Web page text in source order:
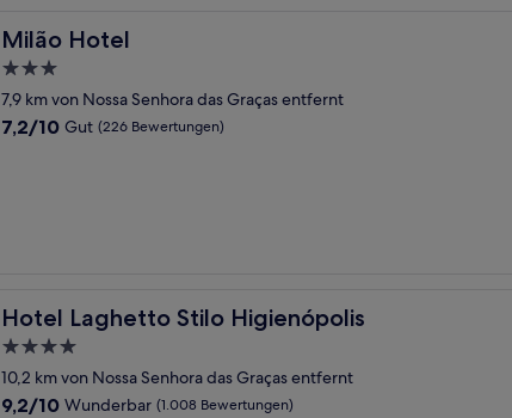
Milão Hotel
Milão Hotel
3.0-
Sterne-
Unterkunft
7,9 km von Nossa Senhora das Graças entfernt
7.2
7,2/10 Gut (226 Bewertungen)
Hotel Laghetto Stilo Higienópolis
Hotel Laghetto Stilo Higienópolis
4.0-
Sterne-
Unterkunft
10,2 km von Nossa Senhora das Graças entfernt
9.2
9,2/10 Wunderbar (1.008 Bewertungen)